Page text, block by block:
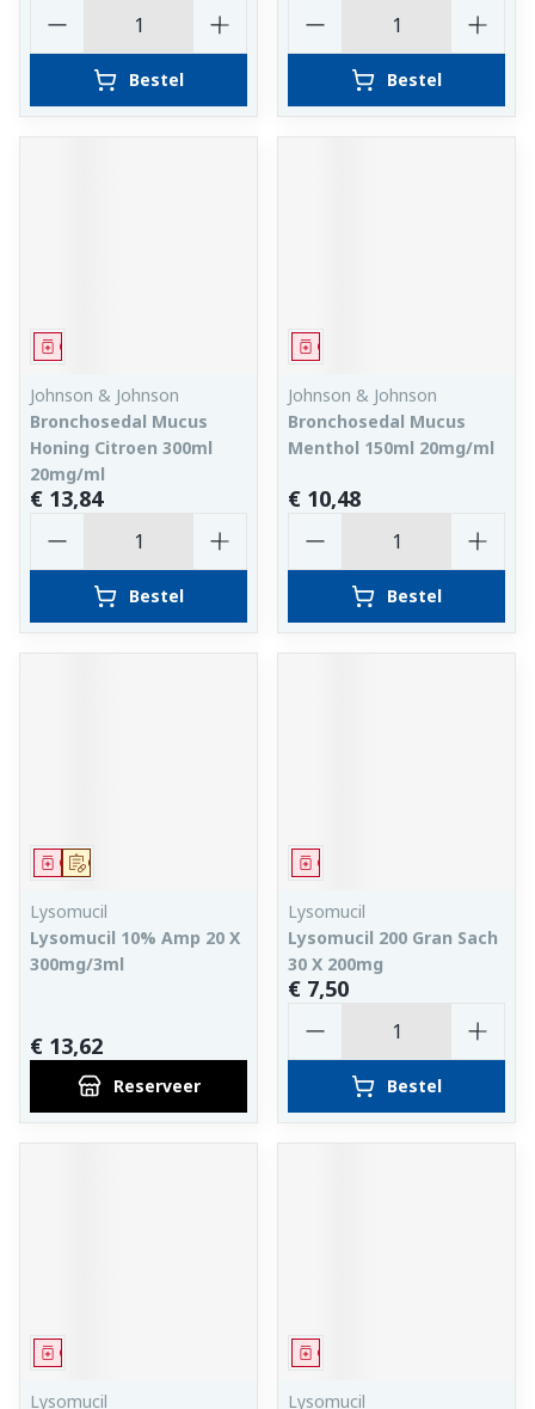
Bestel Bestel
Geneesmiddel
Johnson & Johnson
Bronchosedal Mucus
Honing Citroen 300ml
20mg/ml
€ 13,84
Bestel
Geneesmiddel
Johnson & Johnson
Bronchosedal Mucus
Menthol 150ml 20mg/ml
€ 10,48
Bestel
Op voorschrift
Geneesmiddel
Lysomucil
Lysomucil 10% Amp 20 X
300mg/3ml
€ 13,62
Reserveer
Geneesmiddel
Lysomucil
Lysomucil 200 Gran Sach
30 X 200mg
€ 7,50
Bestel
Geneesmiddel
Lysomucil
Geneesmiddel
Lysomucil